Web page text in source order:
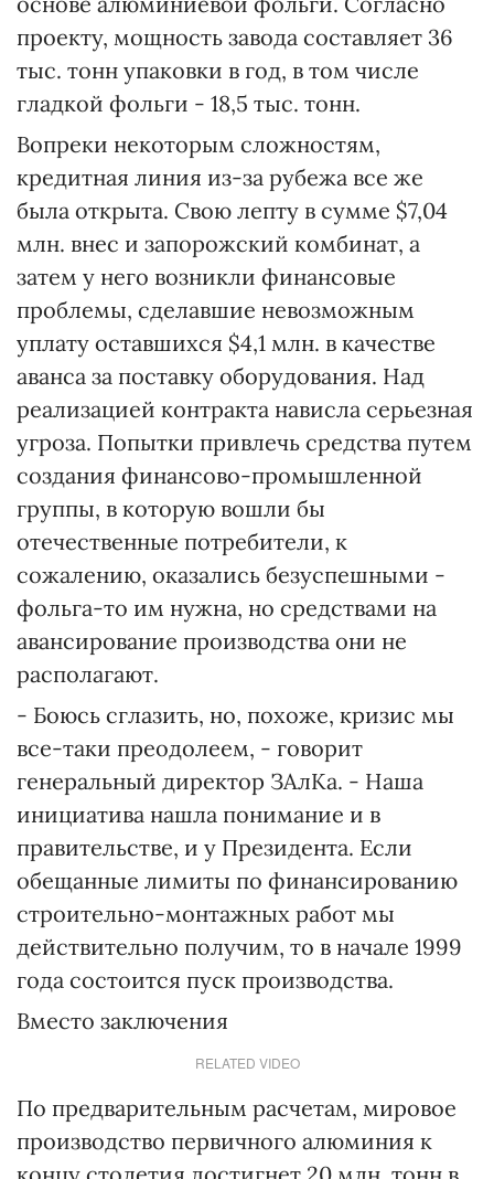
проекту, мощность завода составляет 36
тыс. тонн упаковки в год, в том числе
гладкой фольги - 18,5 тыс. тонн.
Вопреки некоторым сложностям,
кредитная линия из-за рубежа все же
была открыта. Свою лепту в сумме $7,04
млн. внес и запорожский комбинат, а
затем у него возникли финансовые
проблемы, сделавшие невозможным
уплату оставшихся $4,1 млн. в качестве
аванса за поставку оборудования. Над
реализацией контракта нависла серьезная
угроза. Попытки привлечь средства путем
создания финансово-промышленной
группы, в которую вошли бы
отечественные потребители, к
сожалению, оказались безуспешными -
фольга-то им нужна, но средствами на
авансирование производства они не
располагают.
- Боюсь сглазить, но, похоже, кризис мы
все-таки преодолеем, - говорит
генеральный директор ЗАлКа. - Наша
инициатива нашла понимание и в
правительстве, и у Президента. Если
обещанные лимиты по финансированию
строительно-монтажных работ мы
действительно получим, то в начале 1999
года состоится пуск производства.
Вместо заключения
RELATED VIDEO
По предварительным расчетам, мировое
производство первичного алюминия к